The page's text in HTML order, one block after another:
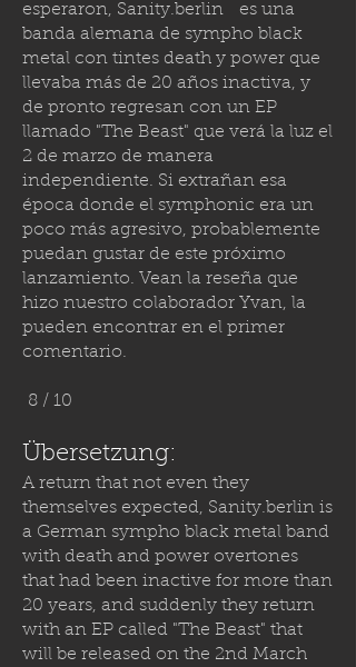
esperaron, Sanity.berlin es una
banda alemana de sympho black
metal con tintes death y power que
llevaba más de 20 años inactiva, y
de pronto regresan con un EP
llamado "The Beast" que verá la luz el
2 de marzo de manera
independiente. Si extrañan esa
época donde el symphonic era un
poco más agresivo, probablemente
puedan gustar de este próximo
lanzamiento. Vean la reseña que
hizo nuestro colaborador Yvan, la
pueden encontrar en el primer
comentario.
8 / 10
Übersetzung:
A return that not even they
themselves expected, Sanity.berlin is
a German sympho black metal band
with death and power overtones
that had been inactive for more than
20 years, and suddenly they return
with an EP called "The Beast" that
will be released on the 2nd March